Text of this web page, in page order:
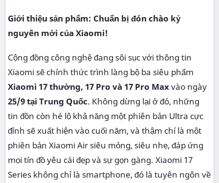
Giới thiệu sản phẩm: Chuẩn bị đón chào kỷ
nguyên mới của Xiaomi!
Cộng đồng công nghệ đang sôi sục với thông tin
Xiaomi sẽ chính thức trình làng bộ ba siêu phẩm
Xiaomi 17 thường, 17 Pro và 17 Pro Maxvào ngày
25/9 tại Trung Quốc. Không dừng lại ở đó, những
tin đồn còn hé lộ khả năng một phiên bản Ultra cực
đỉnh sẽ xuất hiện vào cuối năm, và thậm chí là một
phiên bản Xiaomi Air siêu mỏng, siêu nhẹ, đáp ứng
mọi tín đồ yêu cái đẹp và sự gọn gàng. Xiaomi 17
Series không chỉ là smartphone, đó là tuyên ngôn về